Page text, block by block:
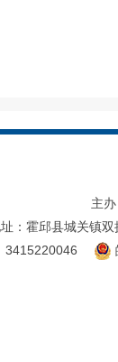
主
：霍邱县城关镇双
3415220046